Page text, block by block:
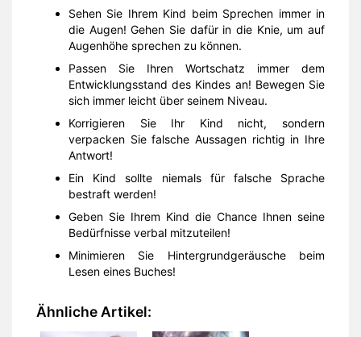
Sehen Sie Ihrem Kind beim Sprechen immer in
die Augen! Gehen Sie dafür in die Knie, um auf
Augenhöhe sprechen zu können.
Passen Sie Ihren Wortschatz immer dem
Entwicklungsstand des Kindes an! Bewegen Sie
sich immer leicht über seinem Niveau.
Korrigieren Sie Ihr Kind nicht, sondern
verpacken Sie falsche Aussagen richtig in Ihre
Antwort!
Ein Kind sollte niemals für falsche Sprache
bestraft werden!
Geben Sie Ihrem Kind die Chance Ihnen seine
Bedürfnisse verbal mitzuteilen!
Minimieren Sie Hintergrundgeräusche beim
Lesen eines Buches!
Ähnliche Artikel: